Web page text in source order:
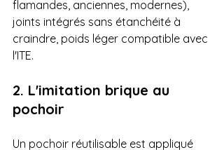
flamandes, anciennes, modernes),
joints intégrés sans étanchéité à
craindre, poids léger compatible avec
l'ITE.
2. L'imitation brique au
pochoir
Un pochoir réutilisable est appliqué